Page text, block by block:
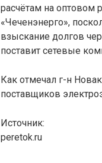
расчётам на оптовом
«Чеченэнерго»,
взыскание долгов
поставит сетевые
Как отмечал г-н
поставщиков
Источник:
peretok.ru